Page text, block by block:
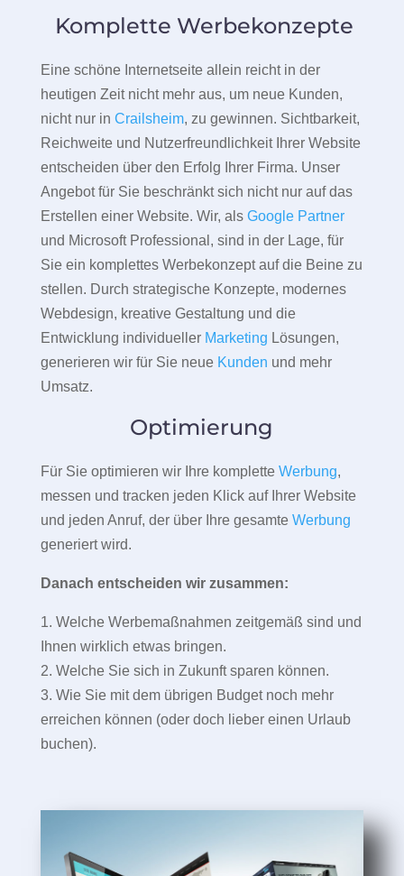
Komplette Werbekonzepte
Eine schöne Internetseite allein reicht in der
heutigen Zeit nicht mehr aus, um neue Kunden,
nicht nur in Crailsheim, zu gewinnen. Sichtbarkeit,
Reichweite und Nutzerfreundlichkeit Ihrer Website
entscheiden über den Erfolg Ihrer Firma. Unser
Angebot für Sie beschränkt sich nicht nur auf das
Erstellen einer Website. Wir, als Google Partner
und Microsoft Professional, sind in der Lage, für
Sie ein komplettes Werbekonzept auf die Beine zu
stellen. Durch strategische Konzepte, modernes
Webdesign, kreative Gestaltung und die
Entwicklung individueller Marketing Lösungen,
generieren wir für Sie neue Kunden und mehr
Umsatz.
Optimierung
Für Sie optimieren wir Ihre komplette Werbung,
messen und tracken jeden Klick auf Ihrer Website
und jeden Anruf, der über Ihre gesamte Werbung
generiert wird.
Danach entscheiden wir zusammen:
1. Welche Werbemaßnahmen zeitgemäß sind und
Ihnen wirklich etwas bringen.
2. Welche Sie sich in Zukunft sparen können.
3. Wie Sie mit dem übrigen Budget noch mehr
erreichen können (oder doch lieber einen Urlaub
buchen).